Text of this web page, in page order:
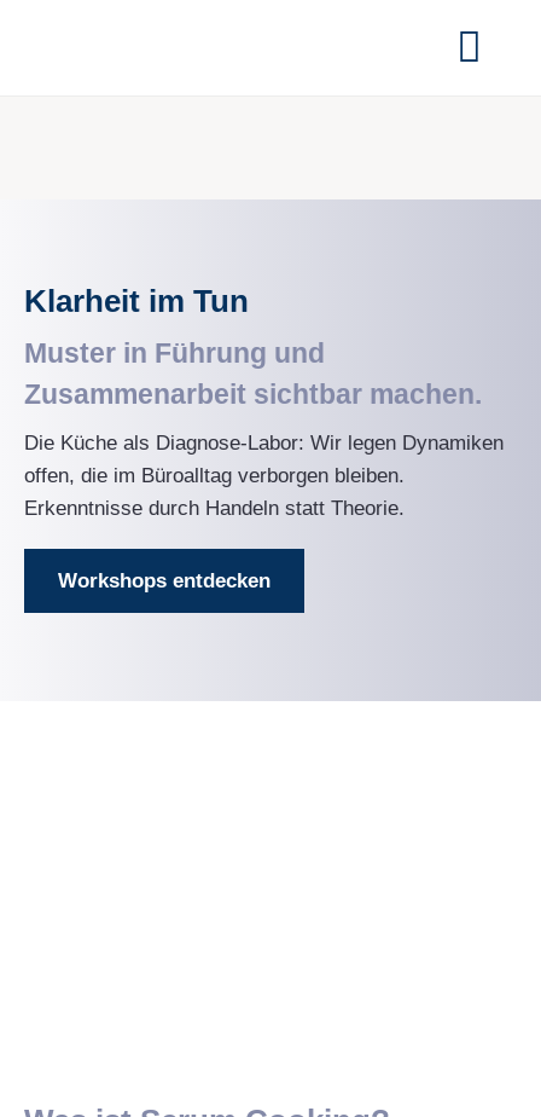
FAQ
Klarheit im Tun
Muster in Führung und
Zusammenarbeit sichtbar machen.
Die Küche als Diagnose-Labor: Wir legen Dynamiken
offen, die im Büroalltag verborgen bleiben.
Erkenntnisse durch Handeln statt Theorie.
Workshops entdecken